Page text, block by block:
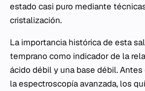
estado casi puro mediante
cristalización.
La importancia histórica de esta
temprano como indicador de la
ácido débil y una base débil.
la espectroscopía avanzada, los